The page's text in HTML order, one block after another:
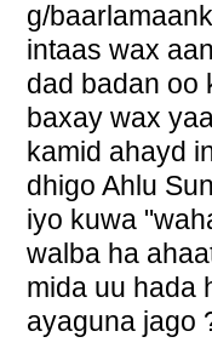
g/
intaas wax
dad badan oo
baxay wax
kamid ahayd
dhigo Ahlu
iyo kuwa
walba ha
mida uu hada
ayaguna jago